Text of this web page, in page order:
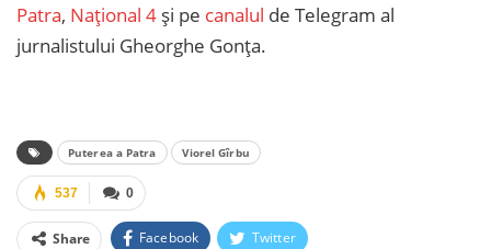
Patra, Național 4 și pe canalul de Telegram al
jurnalistului Gheorghe Gonța.
Puterea a Patra Viorel Gîrbu
0
537
Share Facebook Twitter